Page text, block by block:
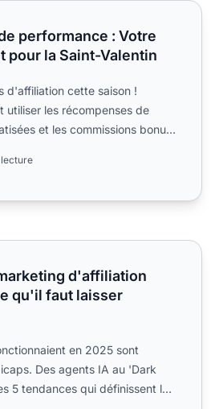
: Votre avantage secret
performance : Votre
pour la Saint-Valentin
d'affiliation cette saison !
utiliser les récompenses de
et les commissions bonus
lecture
d'affiliation pour 2026 (Et ce
d'affiliation
qu'il faut laisser
en 2025 sont
Des agents IA au 'Dark
5 tendances qui définissent la